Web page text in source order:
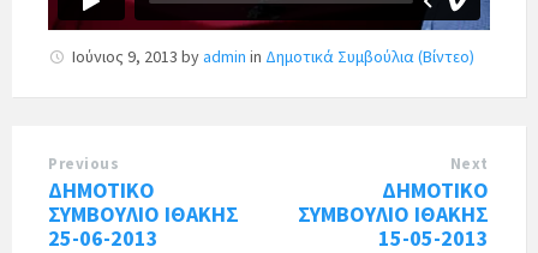
Ιούνιος 9, 2013 byadmin in Δημοτικά Συμβούλια (Βίντεο)
Previous
ΔΗΜΟΤΙΚΟ
ΣΥΜΒΟΥΛΙΟ ΙΘΑΚΗΣ
25-06-2013
Next
ΔΗΜΟΤΙΚΟ
ΣΥΜΒΟΥΛΙΟ ΙΘΑΚΗΣ
15-05-2013